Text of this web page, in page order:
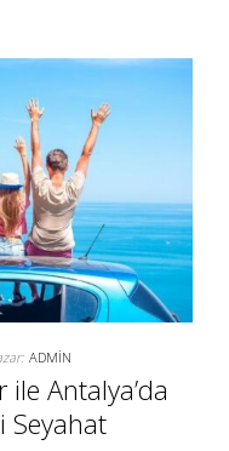
ADMIN
ile Antalya’da
Seyahat